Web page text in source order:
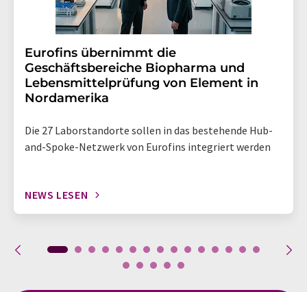
Eurofins übernimmt die
Geschäftsbereiche Biopharma und
Lebensmittelprüfung von Element in
Nordamerika
Die 27 Laborstandorte sollen in das bestehende Hub-
and-Spoke-Netzwerk von Eurofins integriert werden
NEWS LESEN